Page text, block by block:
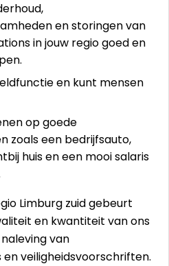
en storingen van
in jouw regio goed en
en kunt mensen
op goede
zoals een bedrijfsauto,
huis en een mooi salaris
Limburg zuid gebeurt
en kwantiteit van ons
van
veiligheidsvoorschriften.